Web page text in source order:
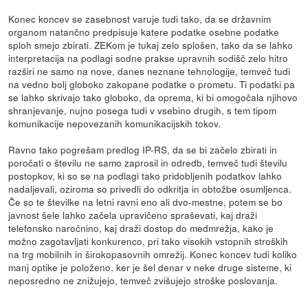
Konec koncev se zasebnost varuje tudi tako, da se državnim
organom natančno predpisuje katere podatke osebne podatke
sploh smejo zbirati. ZEKom je tukaj zelo splošen, tako da se lahko
interpretacija na podlagi sodne prakse upravnih sodišč zelo hitro
razširi ne samo na nove, danes neznane tehnologije, temveč tudi
na vedno bolj globoko zakopane podatke o prometu. Ti podatki pa
se lahko skrivajo tako globoko, da oprema, ki bi omogočala njihovo
shranjevanje, nujno posega tudi v vsebino drugih, s tem tipom
komunikacije nepovezanih komunikacijskih tokov.
Ravno tako pogrešam predlog IP-RS, da se bi začelo zbirati in
poročati o številu ne samo zaprosil in odredb, temveč tudi številu
postopkov, ki so se na podlagi tako pridobljenih podatkov lahko
nadaljevali, oziroma so privedli do odkritja in obtožbe osumljenca.
Če so te številke na letni ravni eno ali dvo-mestne, potem se bo
javnost šele lahko začela upravičeno spraševati, kaj draži
telefonsko naročnino, kaj draži dostop do medmrežja, kako je
možno zagotavljati konkurenco, pri tako visokih vstopnih stroških
na trg mobilnih in širokopasovnih omrežij. Konec koncev tudi koliko
manj optike je položeno, ker je šel denar v neke druge sisteme, ki
neposredno ne znižujejo, temveč zvišujejo stroške poslovanja.